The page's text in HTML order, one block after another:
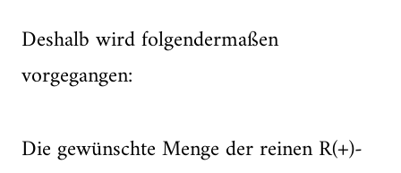
Deshalb wird folgendermaßen
vorgegangen:
Die gewünschte Menge der reinen R(+)-